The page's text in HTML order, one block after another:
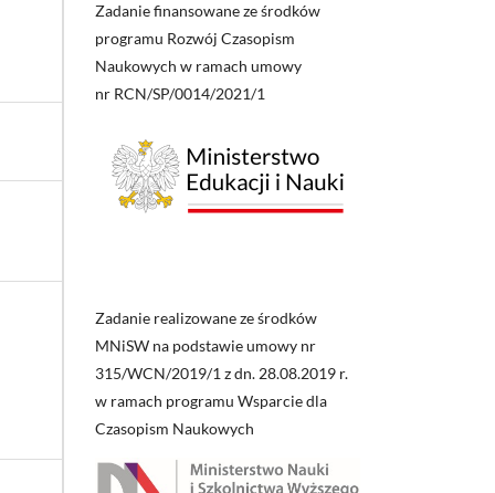
Zadanie finansowane ze środków
programu Rozwój Czasopism
Naukowych w ramach umowy
nr RCN/SP/0014/2021/1
Zadanie realizowane ze środków
MNiSW na podstawie umowy nr
315/WCN/2019/1 z dn. 28.08.2019 r.
w ramach programu Wsparcie dla
Czasopism Naukowych